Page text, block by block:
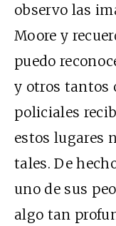
observo las
Moore y
puedo
y otros tantos
policiales
estos lugares
tales. De
uno de sus
algo tan